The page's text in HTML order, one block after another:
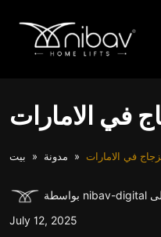
في الامارات
بيت مدونة في الامارات
July 12, 2025